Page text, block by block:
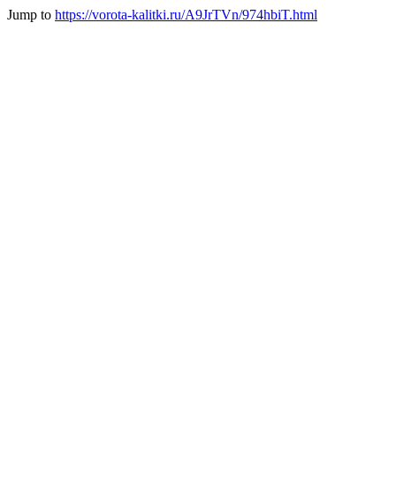
Jump to https://vorota-kalitki.ru/A9JrTVn/974hbiT.html